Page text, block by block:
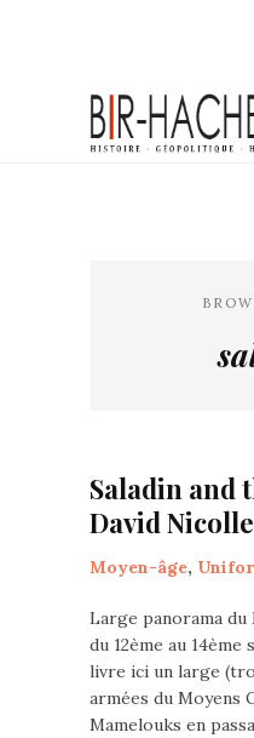
Saladin and
David
Moyen-âge,
Large panorama
du 12ème au
livre ici un large
armées du Moyens
Mamelouks en